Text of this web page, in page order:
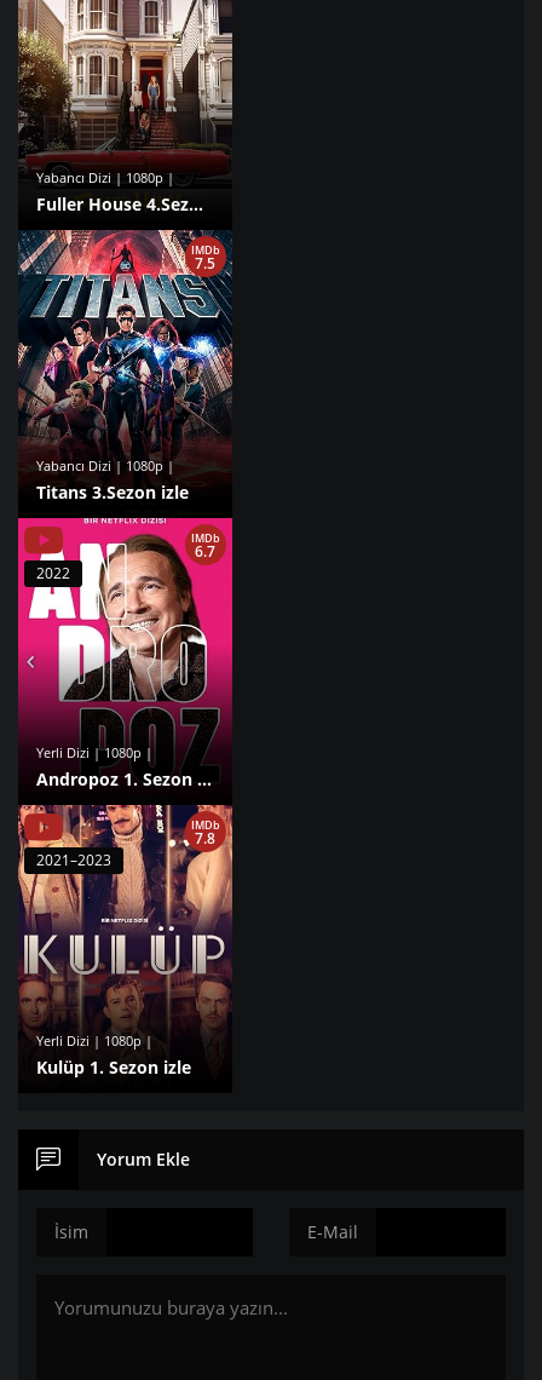
Yabancı Dizi | 1080p |
Fuller House 4.Sezon izle
Yabancı Dizi | 1080p |
Titans 3.Sezon izle
IMDb
7.5
Yerli Dizi | 1080p |
Andropoz 1. Sezon izle
IMDb
6.7
2022
Yerli Dizi | 1080p |
Kulüp 1. Sezon izle
IMDb
7.8
2021–2023
Yorum Ekle
İsim E-Mail